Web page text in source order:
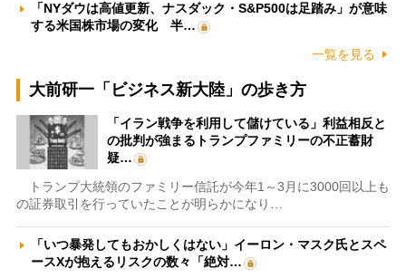
「NYダウは高値更新、ナスダック・S&P500は足踏み」が意味
する米国株市場の変化 半…
一覧を見る
大前研一「ビジネス新大陸」の歩き方
「イラン戦争を利用して儲けている」利益相反と
の批判が強まるトランプファミリーの不正蓄財
疑…
トランプ大統領のファミリー信託が今年1～3月に3000回以上も
の証券取引を行っていたことが明らかになり…
「いつ暴発してもおかしくはない」イーロン・マスク氏とスペ
ースXが抱えるリスクの数々「絶対…